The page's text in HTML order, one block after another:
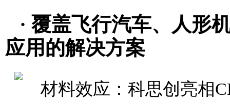
· 覆盖飞行汽车、人形
应用的解决方案